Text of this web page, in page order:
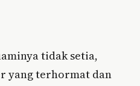
tidak setia,
yang terhormat dan